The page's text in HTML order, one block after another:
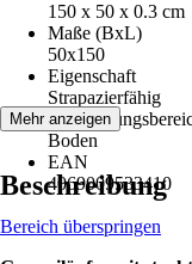
150 x 50 x 0.3 cm
Maße (BxL)
50x150
Eigenschaft
Strapazierfähig
Boden
EAN
4069009533410
Mehr anzeigen
Beschreibung
Bereich überspringen